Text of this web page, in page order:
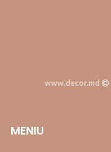
www.decor.md
MENIU